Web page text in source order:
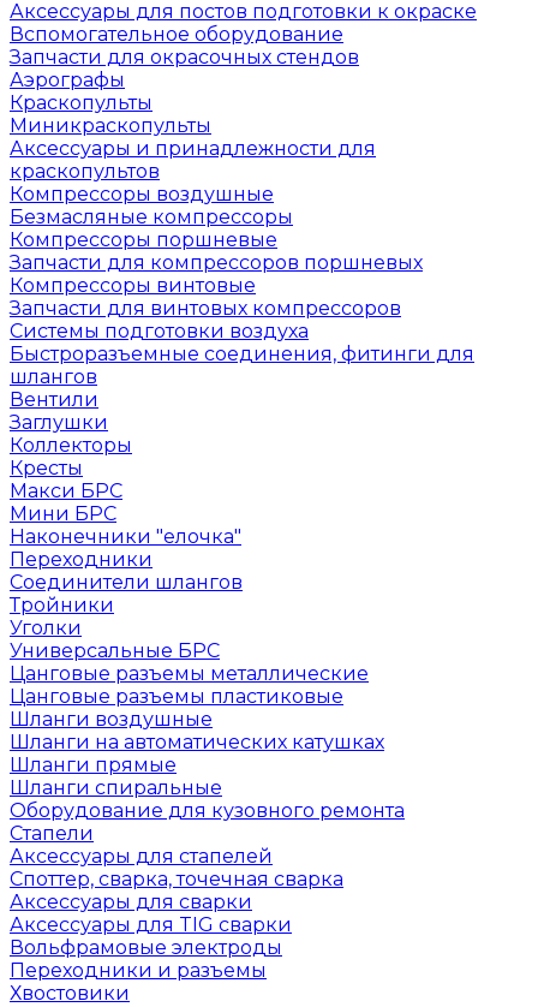
Аксессуары для постов подготовки к окраске
Вспомогательное оборудование
Запчасти для окрасочных стендов
Аэрографы
Краскопульты
Миникраскопульты
Аксессуары и принадлежности для
краскопультов
Компрессоры воздушные
Безмасляные компрессоры
Компрессоры поршневые
Запчасти для компрессоров поршневых
Компрессоры винтовые
Запчасти для винтовых компрессоров
Системы подготовки воздуха
Быстроразъемные соединения, фитинги для
шлангов
Вентили
Заглушки
Коллекторы
Кресты
Макси БРС
Мини БРС
Наконечники "елочка"
Переходники
Соединители шлангов
Тройники
Уголки
Универсальные БРС
Цанговые разъемы металлические
Цанговые разъемы пластиковые
Шланги воздушные
Шланги на автоматических катушках
Шланги прямые
Шланги спиральные
Оборудование для кузовного ремонта
Стапели
Аксессуары для стапелей
Споттер, сварка, точечная сварка
Аксессуары для сварки
Аксессуары для TIG сварки
Вольфрамовые электроды
Переходники и разъемы
Хвостовики